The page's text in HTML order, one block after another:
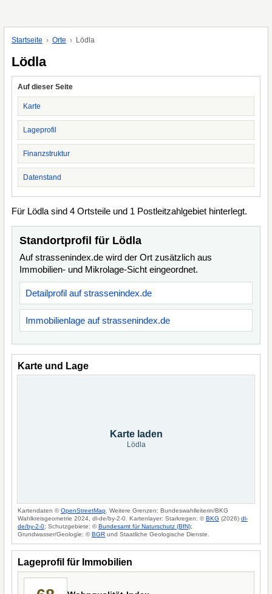
Startseite Orte Lödla
Lödla
Auf dieser Seite
Karte
Lageprofil
Finanzstruktur
Datenstand
Für Lödla sind 4 Ortsteile und 1 Postleitzahlgebiet hinterlegt.
Standortprofil für Lödla
Auf strassenindex.de wird der Ort zusätzlich aus
Immobilien- und Mikrolage-Sicht eingeordnet.
Detailprofil auf strassenindex.de
Immobilienlage auf strassenindex.de
Karte und Lage
Karte laden
Lödla
Kartendaten ©OpenStreetMap . Weitere Grenzen: Bundeswahlleiterin/BKG
Wahlkreisgeometrie 2024, dl-de/by-2-0. Kartenlayer: Starkregen: ©BKG (2026) dl-
de/by-2-0; Schutzgebiete: ©Bundesamt für Naturschutz (BfN);
Grundwasser/Geologie: ©BGR und Staatliche Geologische Dienste.
Lageprofil für Immobilien